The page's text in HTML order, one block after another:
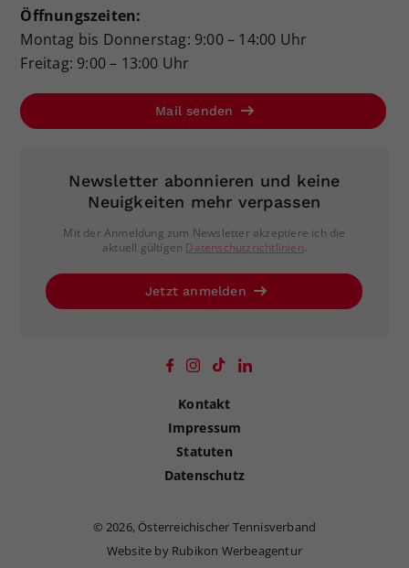
Öffnungszeiten:
Montag bis Donnerstag: 9:00 – 14:00 Uhr
Freitag: 9:00 – 13:00 Uhr
Mail senden
Newsletter abonnieren und keine
Neuigkeiten mehr verpassen
Mit der Anmeldung zum Newsletter akzeptiere ich die
aktuell gültigen Datenschutzrichtlinien.
Jetzt anmelden
Kontakt
Impressum
Statuten
Datenschutz
©2026, Österreichischer Tennisverband
Website by Rubikon Werbeagentur